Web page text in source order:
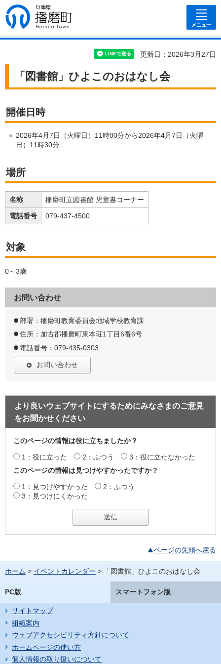
兵庫県 播磨
町
メニュー
更新日：2026年3月27日
「図書館」ひよこのおはなし会
開催日時
2026年4月7日（火曜日）11時00分から2026年4月7日（火曜
日）11時30分
場所
名称 播磨町立図書館 児童書コーナー
電話番号 079-437-4500
対象
0～3歳
お問い合わせ
部署：播磨町教育委員会地域学校教育課
住所：加古郡播磨町東本荘1丁目6番6号
電話番号：079-435-0303
お問い合わせ
より良いウェブサイトにするためにみなさまのご意見
をお聞かせください
このページの情報は役に立ちましたか？
1：役に立った 2：ふつう
3：役に立たなかった
このページの情報は見つけやすかったですか？
1：見つけやすかった
2：ふつう
3：見つけにくかった
ページの先頭へ戻る
ホーム > イベントカレンダー > 「図書館」ひよこのおはなし会
PC版 スマートフォン版
サイトマップ
組織案内
ウェブアクセシビリティ方針について
ホームページの使い方
個人情報の取り扱いについて